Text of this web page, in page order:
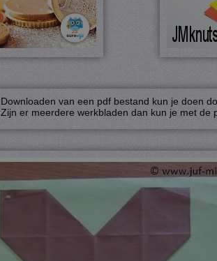
Downloaden van een pdf bestand kun je doen
Zijn er meerdere werkbladen dan kun je met de